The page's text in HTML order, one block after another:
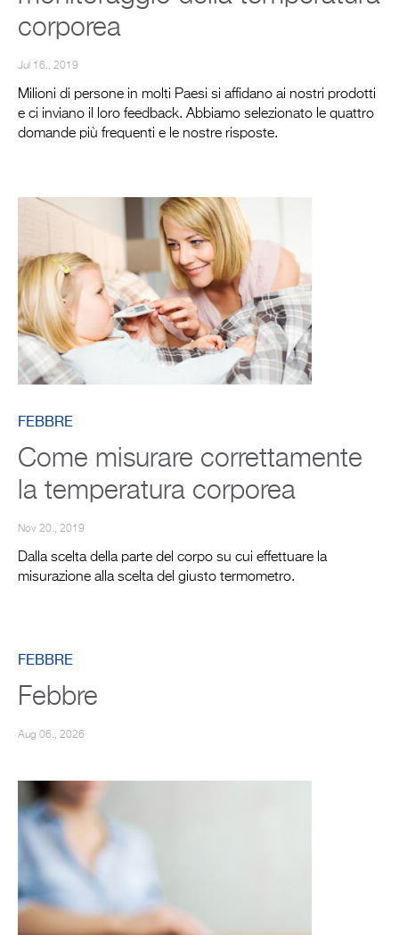
corporea
Jul 16., 2019
Milioni di persone in molti Paesi si affidano ai nostri prodotti
e ci inviano il loro feedback. Abbiamo selezionato le quattro
domande più frequenti e le nostre risposte.
FEBBRE
Come misurare correttamente
la temperatura corporea
Nov 20., 2019
Dalla scelta della parte del corpo su cui effettuare la
misurazione alla scelta del giusto termometro.
FEBBRE
Febbre
Aug 06., 2026